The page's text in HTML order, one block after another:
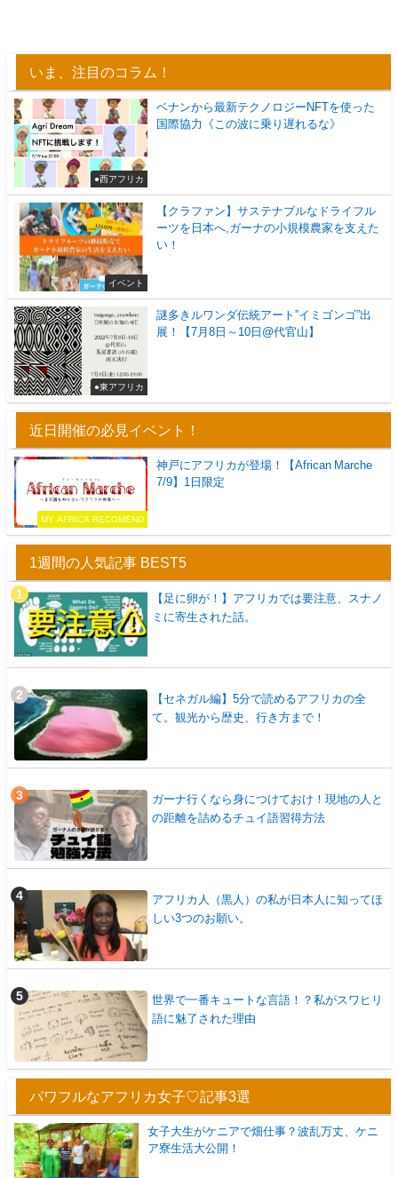
いま、注目のコラム！
●西アフリカ
ベナンから最新テクノロジーNFTを使った
国際協力《この波に乗り遅れるな》
イベント
【クラファン】サステナブルなドライフル
ーツを日本へ,ガーナの小規模農家を支えた
い！
●東アフリカ
謎多きルワンダ伝統アート”イミゴンゴ”出
展！【7月8日～10日@代官山】
近日開催の必見イベント！
MY AFRICA RECOMEND
神戸にアフリカが登場！【African Marche
7/9】1日限定
1週間の人気記事 BEST5
【足に卵が！】アフリカでは要注意、スナノ
ミに寄生された話。
【セネガル編】5分で読めるアフリカの全
て。観光から歴史、行き方まで！
ガーナ行くなら身につけておけ！現地の人と
の距離を詰めるチュイ語習得方法
アフリカ人（黒人）の私が日本人に知ってほ
しい3つのお願い。
世界で一番キュートな言語！？私がスワヒリ
語に魅了された理由
パワフルなアフリカ女子♡記事3選
女子大生がケニアで畑仕事？波乱万丈、ケニ
ア寮生活大公開！